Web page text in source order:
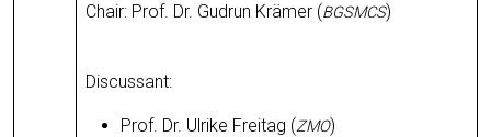
Chair: Prof. Dr. Gud­run Krä­mer (BGSMCS)
Dis­cus­sant:
Prof. Dr. Ulri­ke Frei­tag (ZMO)